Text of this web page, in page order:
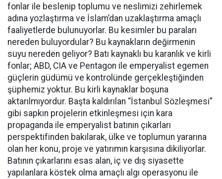
fonlar ile beslenip toplumu ve neslimizi zehirlemek
adına yozlaştırma ve İslam’dan uzaklaştırma amaçlı
faaliyetlerde bulunuyorlar. Bu kesimler bu paraları
nereden buluyordular? Bu kaynakların değirmenin
suyu nereden geliyor? Batı kaynaklı bu karanlık ve kirli
fonlar; ABD, CIA ve Pentagon ile emperyalist egemen
güçlerin güdümü ve kontrolünde gerçekleştiğinden
şüphemiz yoktur. Bu kirli kaynaklar boşuna
aktarılmıyordur. Başta kaldırılan “İstanbul Sözleşmesi”
gibi sapkın projelerin etkinleşmesi için kara
propaganda ile emperyalist batının çıkarları
perspektifinden bakılarak, ülke ve toplumun yararına
olan her konu, proje ve yatırımın karşısına dikiliyorlar.
Batının çıkarlarını esas alan, iç ve dış siyasette
yapılanlara köstek olma amaçlı algı operasyonu ile